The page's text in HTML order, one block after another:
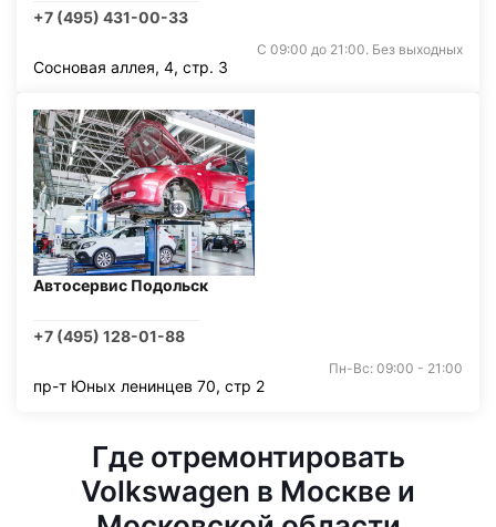
+7 (495) 431-00-33
С 09:00 до 21:00. Без выходных
Сосновая аллея, 4, стр. 3
Автосервис Подольск
+7 (495) 128-01-88
Пн-Вс: 09:00 - 21:00
пр-т Юных ленинцев 70, стр 2
Где отремонтировать
Volkswagen в Москве и